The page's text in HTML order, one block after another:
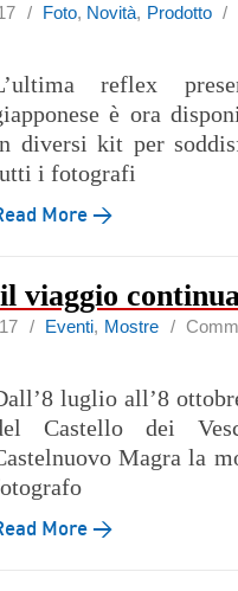
/ Foto, Novità, Prodotto /
reflex
è ora
diversi kit per
i fotografi
More →
viaggio
/ Eventi, Mostre /
luglio all’8
Castello dei
Magra la
More →